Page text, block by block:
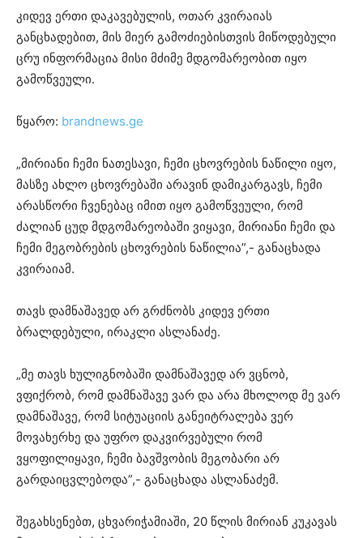
კიდევ ერთი დაკავებულის, ოთარ კვირაიას
განცხადებით, მის მიერ გამოძიებისთვის მიწოდებული
ცრუ ინფორმაცია მისი მძიმე მდგომარეობით იყო
გამოწვეული.
წყარო: brandnews.ge
„მირიანი ჩემი ნათესავი, ჩემი ცხოვრების ნაწილი იყო,
მასზე ახლო ცხოვრებაში არავინ დამიკარგავს, ჩემი
არასწორი ჩვენებაც იმით იყო გამოწვეული, რომ
ძალიან ცუდ მდგომარეობაში ვიყავი, მირიანი ჩემი და
ჩემი მეგობრების ცხოვრების ნაწილია”,- განაცხადა
კვირაიამ.
თავს დამნაშავედ არ გრძნობს კიდევ ერთი
ბრალდებული, ირაკლი ასლანაძე.
„მე თავს ხულიგნობაში დამნაშავედ არ ვცნობ,
ვფიქრობ, რომ დამნაშავე ვარ და არა მხოლოდ მე ვარ
დამნაშავე, რომ სიტუაციის განეიტრალება ვერ
მოვახერხე და უფრო დაკვირვებული რომ
ვყოფილიყავი, ჩემი ბავშვობის მეგობარი არ
გარდაიცვლებოდა”,- განაცხადა ასლანაძემ.
შეგახსენებთ, ცხვარიჭამიაში, 20 წლის მირიან კუკავას